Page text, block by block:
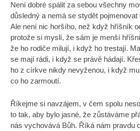
Není dobré spálit za sebou všechny
důsledný a nemá se stydět
Ale není nic horšího, než když hříšník
protože si myslí, že sám je menší
že ho rodiče milují, i když ho trestají.
se mají rádi, i když se právě hádají.
ho z církve nikdy nevyženou, i když
co ho zarmoutí.
Říkejme si navzájem, v čem spolu
to tak, aby bylo jasné, že zůstáváme
nás vychovává Bůh. Říká nám pravdu